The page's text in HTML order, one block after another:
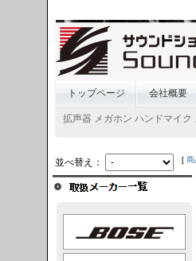
トップページ 会社概要
拡声器 メガホン ハンドマイク
並べ替え： [ 商